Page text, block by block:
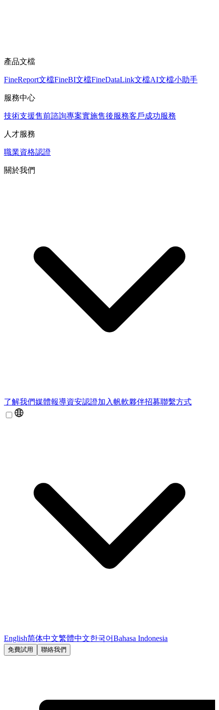
產品文檔
FineReport文檔FineBI文檔FineDataLink文檔AI文檔小助手
服務中心
技術支援售前諮詢專案實施售後服務客戶成功服務
人才服務
職業資格認證
關於我們
了解我們媒體報導資安認證加入帆軟夥伴招募聯繫方式
English简体中文繁體中文한국어Bahasa Indonesia
免費試用 聯絡我們